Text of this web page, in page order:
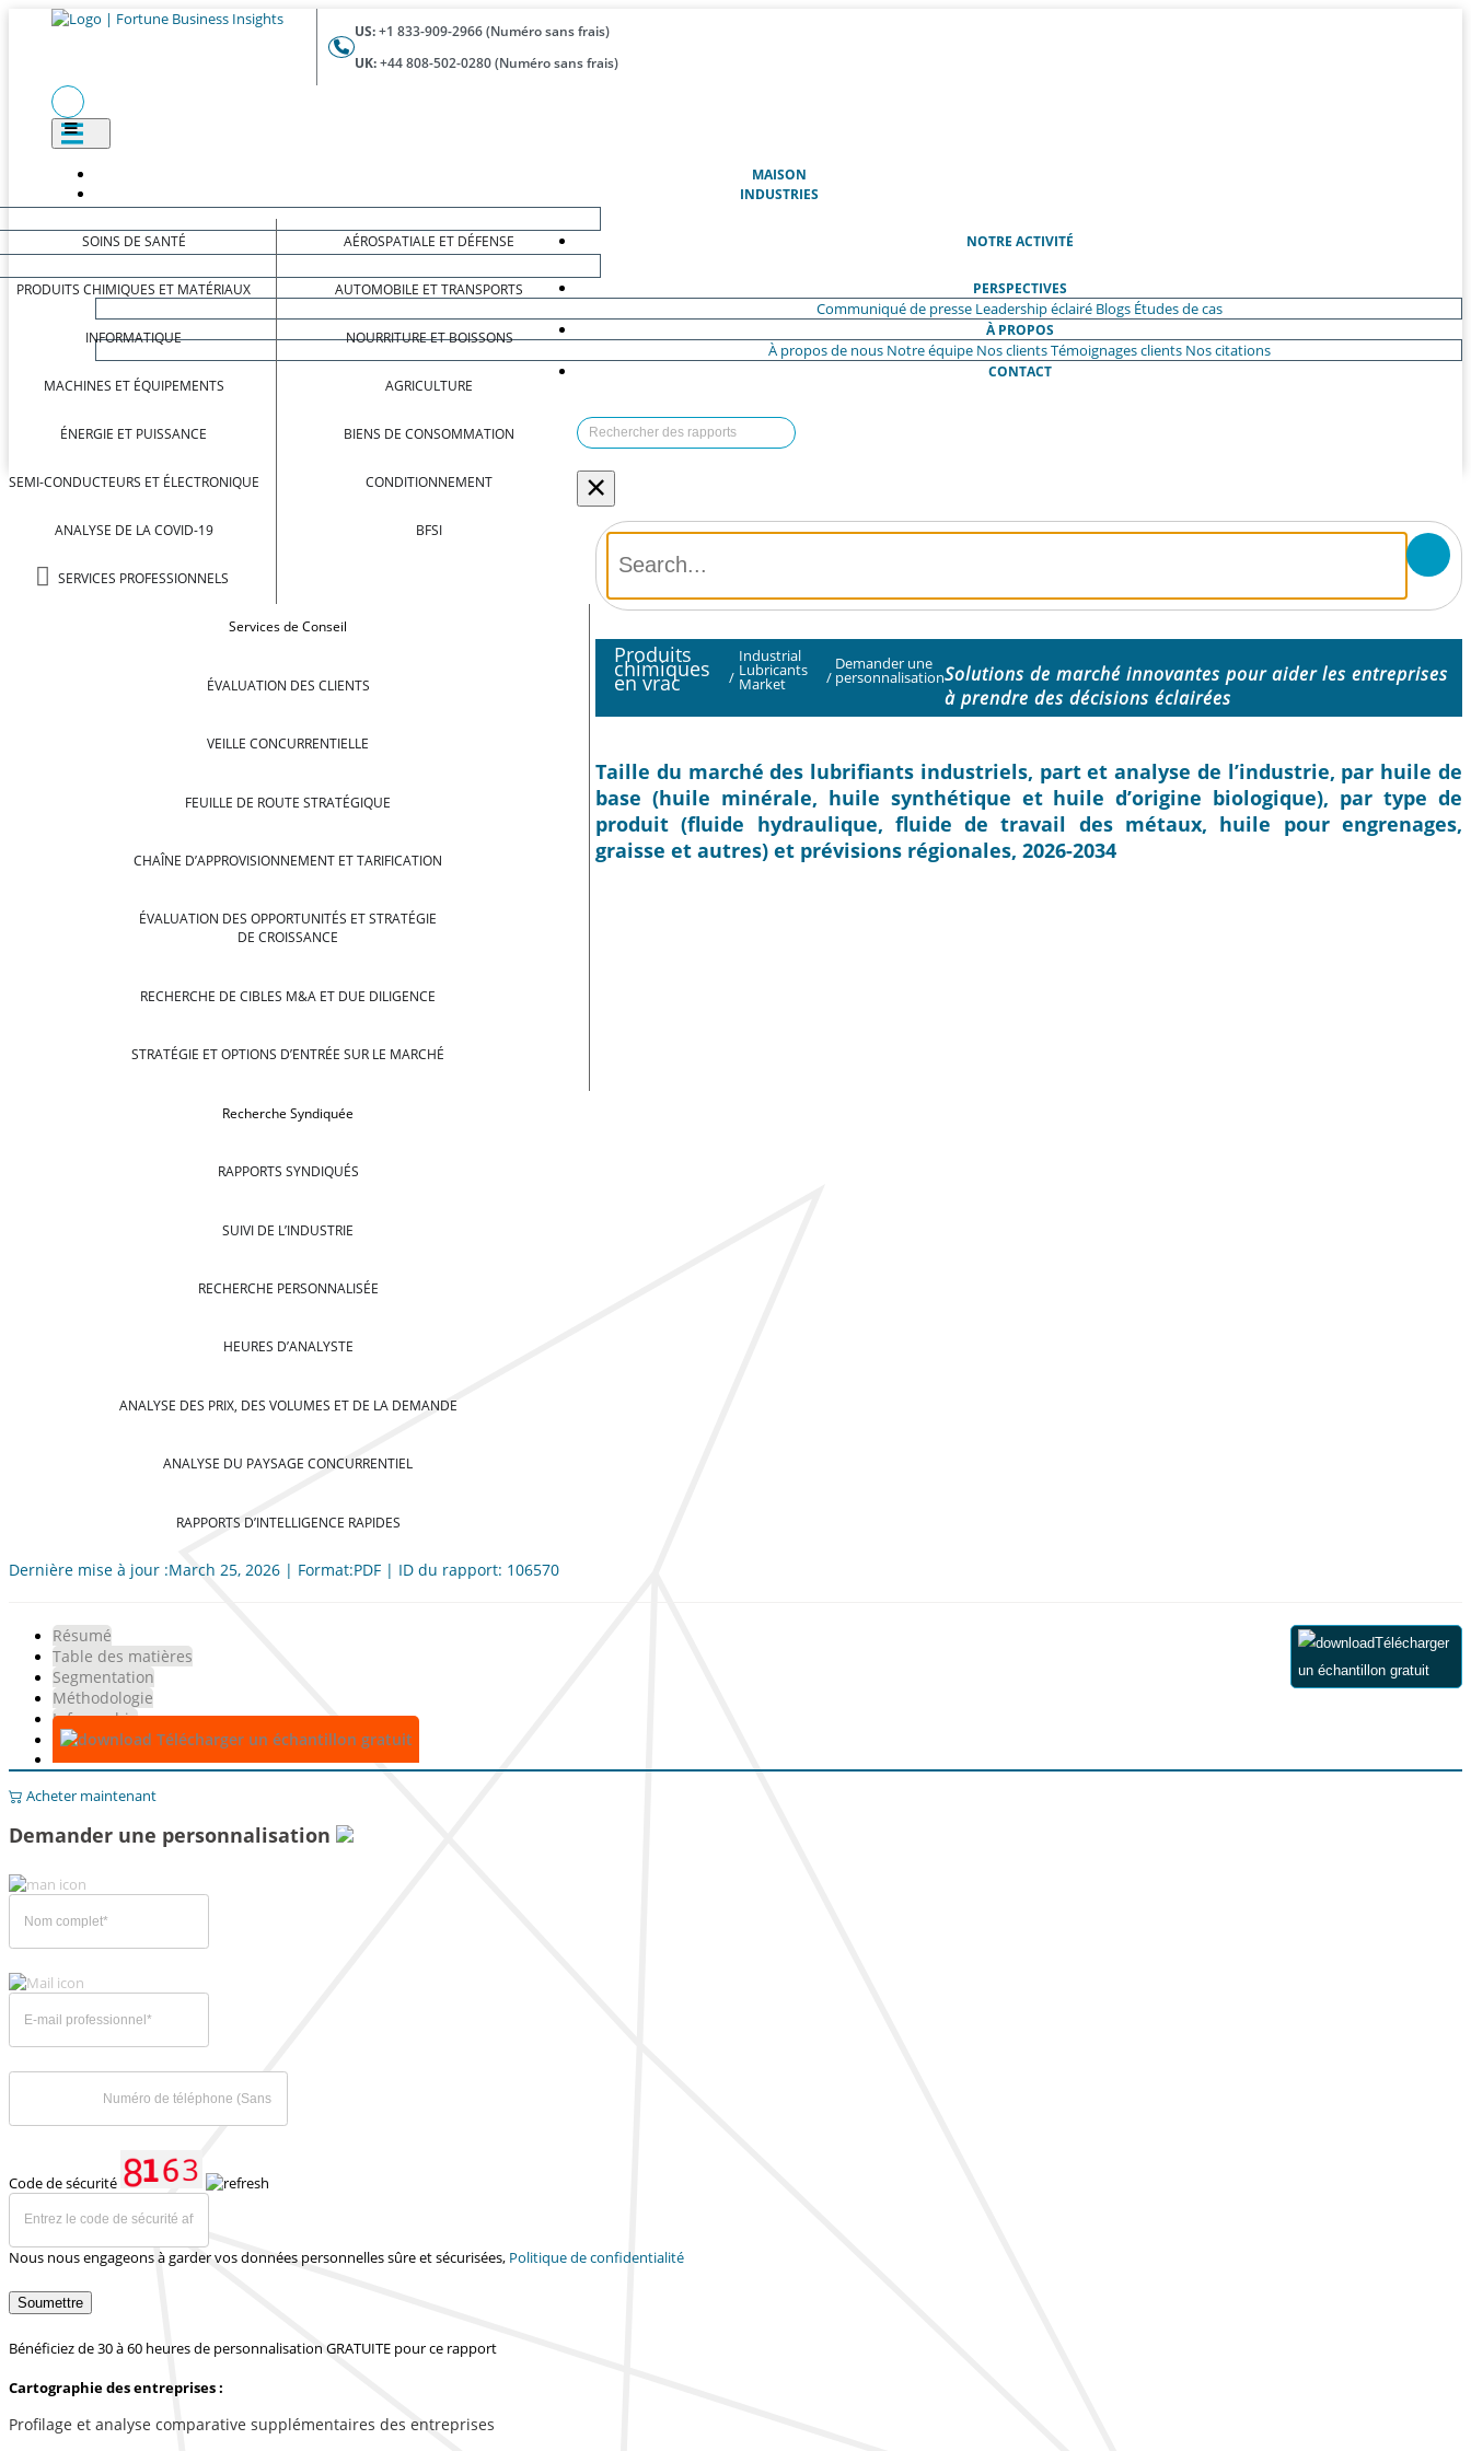
US:+1 833-909-2966 (Numéro sans frais)
UK:+44 808-502-0280 (Numéro sans frais)
MAISON(ACTUEL)
INDUSTRIES
SOINS DE SANTÉ
PRODUITS CHIMIQUES ET MATÉRIAUX
INFORMATIQUE
MACHINES ET ÉQUIPEMENTS
ÉNERGIE ET PUISSANCE
SEMI-CONDUCTEURS ET ÉLECTRONIQUE
ANALYSE DE LA COVID-19
SERVICES PROFESSIONNELS
AÉROSPATIALE ET DÉFENSE
AUTOMOBILE ET TRANSPORTS
NOURRITURE ET BOISSONS
AGRICULTURE
BIENS DE CONSOMMATION
CONDITIONNEMENT
BFSI
NOTRE ACTIVITÉ
Services de Conseil
ÉVALUATION DES CLIENTS
VEILLE CONCURRENTIELLE
FEUILLE DE ROUTE STRATÉGIQUE
CHAÎNE D’APPROVISIONNEMENT ET TARIFICATION
ÉVALUATION DES OPPORTUNITÉS ET STRATÉGIE
DE CROISSANCE
RECHERCHE DE CIBLES M&A ET DUE DILIGENCE
STRATÉGIE ET OPTIONS D’ENTRÉE SUR LE MARCHÉ
Recherche Syndiquée
RAPPORTS SYNDIQUÉS
SUIVI DE L’INDUSTRIE
RECHERCHE PERSONNALISÉE
HEURES D’ANALYSTE
ANALYSE DES PRIX, DES VOLUMES ET DE LA DEMANDE
ANALYSE DU PAYSAGE CONCURRENTIEL
RAPPORTS D’INTELLIGENCE RAPIDES
PERSPECTIVES
Communiqué de presse Leadership éclairé Blogs Études de cas
À PROPOS
À propos de nous Notre équipe Nos clientsTémoignages clients Nos citations
CONTACT
×
Produits
chimiques
en vrac /
Industrial
Lubricants
Market /
Demander une
personnalisationSolutions de marché innovantes pour aider les entreprises
à prendre des décisions éclairées
Taille du marché des lubrifiants industriels, part et analyse de l’industrie, par huile de
base (huile minérale, huile synthétique et huile d’origine biologique), par type de
produit (fluide hydraulique, fluide de travail des métaux, huile pour engrenages,
graisse et autres) et prévisions régionales, 2026-2034
Dernière mise à jour :March 25, 2026 | Format:PDF | ID du rapport: 106570
Résumé
Table des matières
Segmentation
Méthodologie
Infographie
Télécharger un échantillon gratuit
Télécharger
un échantillon gratuit
Acheter maintenant
Demander une personnalisation
Code de sécurité
Nous nous engageons à garder vos données personnelles sûre et sécurisées, Politique de confidentialité
Soumettre
Bénéficiez de 30 à 60 heures de personnalisation GRATUITE pour ce rapport
Cartographie des entreprises :
Profilage et analyse comparative supplémentaires des entreprises